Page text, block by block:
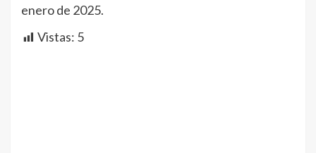
enero de 2025.
Vistas: 5